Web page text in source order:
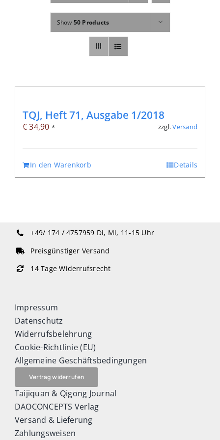
Fachbücher
Poster, Karten, Medien
Show 50 Products
TQJ, Heft 71, Ausgabe 1/2018
€34,90 * zzgl.Versand
In den Warenkorb Details
+49/ 174 / 4757959 Di, Mi, 11-15 Uhr
Preisgünstiger Versand
14 Tage Widerrufsrecht
Impressum
Datenschutz
Widerrufsbelehrung
Cookie-Richtlinie (EU)
Allgemeine Geschäftsbedingungen
Vertrag widerrufen
Taijiquan & Qigong Journal
DAOCONCEPTS Verlag
Versand & Lieferung
Zahlungsweisen